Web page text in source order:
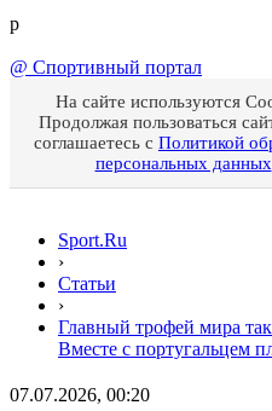
p
@ Спортивный портал
На сайте используются
Продолжая пользоваться
соглашаетесь с Политикой
персональных данных
Sport.Ru
›
Статьи
›
Главный трофей мира
Вместе с португальцем
07.07.2026, 00:20